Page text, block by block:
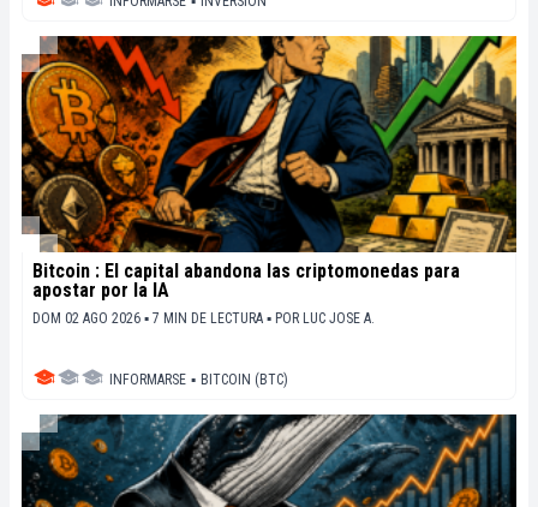
Bitcoin : El capital abandona las criptomonedas para
apostar por la IA
DOM 02 AGO 2026 ▪ 7 MIN DE LECTURA ▪ POR LUC JOSE A.
INFORMARSE ▪ BITCOIN (BTC)